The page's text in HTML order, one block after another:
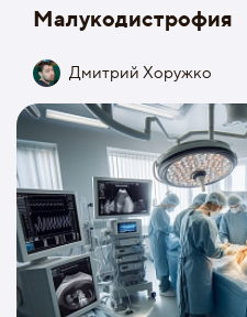
Малукодистрофия
Дмитрий Хоружко